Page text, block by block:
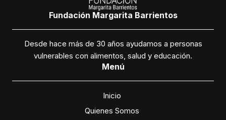
Fundación Margarita Barrientos
Desde hace más de 30 años ayudamos a personas
vulnerables con alimentos, salud y educación.
Menú
Inicio
Quienes Somos